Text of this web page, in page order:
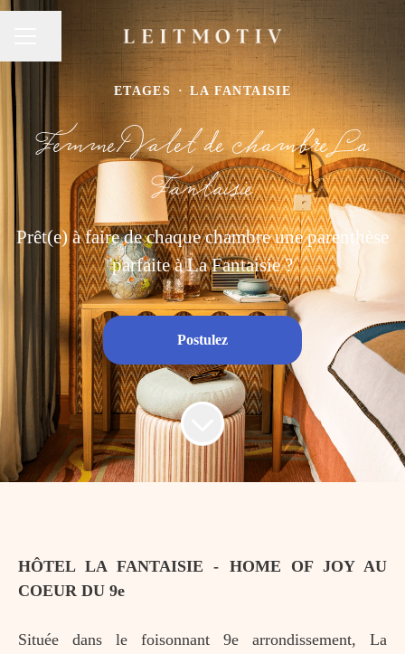
Partager la page
ETAGES · LA FANTAISIE
Femme/Valet de chambre La
Fantaisie
Prêt(e) à faire de chaque chambre une parenthèse
parfaite à La Fantaisie ?
Postulez
HÔTEL LA FANTAISIE - HOME OF JOY AU
COEUR DU 9e
Située dans le foisonnant 9e arrondissement, La